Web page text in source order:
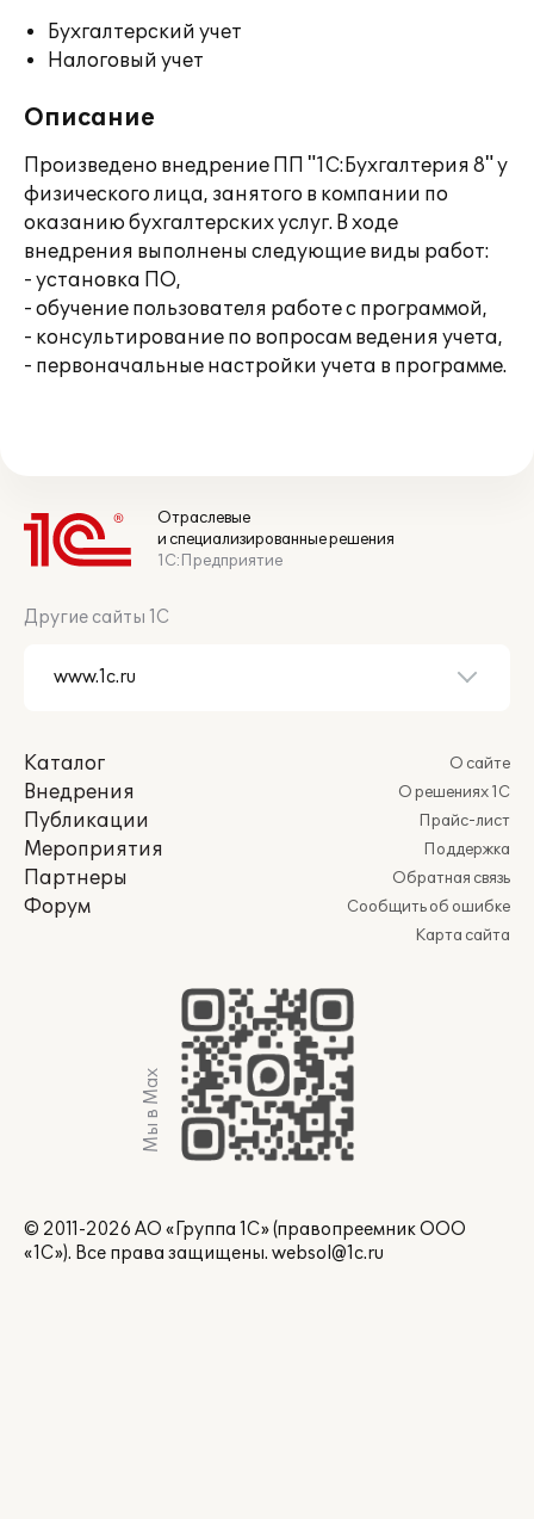
Бухгалтерский учет
Налоговый учет
Описание
Произведено внедрение ПП "1С:Бухгалтерия 8" у
физического лица, занятого в компании по
оказанию бухгалтерских услуг. В ходе
внедрения выполнены следующие виды работ:
- установка ПО,
- обучение пользователя работе с программой,
- консультирование по вопросам ведения учета,
- первоначальные настройки учета в программе.
Отраслевые
и специализированные решения
1С:Предприятие
Другие сайты 1С
Каталог
Внедрения
Публикации
Мероприятия
Партнеры
Форум
О сайте
О решениях 1С
Прайс-лист
Поддержка
Обратная связь
Сообщить об ошибке
Карта сайта
Мы в Max
© 2011-2026 АО «Группа 1С» (правопреемник ООО
«1С»). Все права защищены. websol@1c.ru